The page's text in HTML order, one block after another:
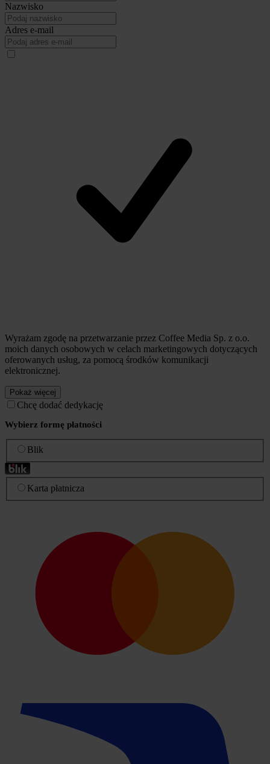
Nazwisko
Adres e-mail
Wyrażam zgodę na przetwarzanie przez Coffee Media Sp. z o.o.
moich danych osobowych w celach marketingowych dotyczących
oferowanych usług, za pomocą środków komunikacji
elektronicznej.
Pokaż więcej
Chcę dodać dedykację
Wybierz formę płatności
Blik
Karta płatnicza